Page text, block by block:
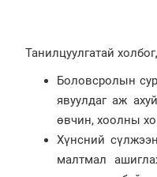
Танилцуулгатай
Боловсролын
явуулдаг аж
өвчин, хоолны
Хүнсний
малтмал